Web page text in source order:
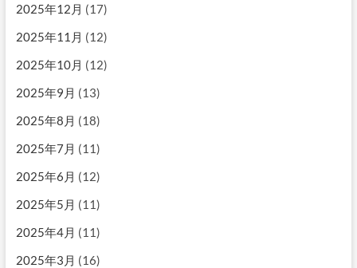
2025年12月 (17)
2025年11月 (12)
2025年10月 (12)
2025年9月 (13)
2025年8月 (18)
2025年7月 (11)
2025年6月 (12)
2025年5月 (11)
2025年4月 (11)
2025年3月 (16)